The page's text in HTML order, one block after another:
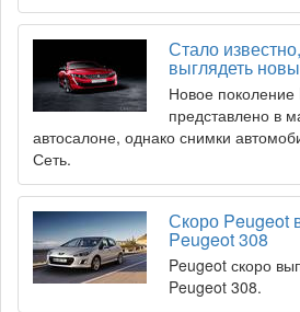
Стало
выглядеть
Новое
представлено в
автосалоне, однако снимки
Сеть.
Скоро Peugeot
Peugeot 308
Peugeot скоро
Peugeot 308.